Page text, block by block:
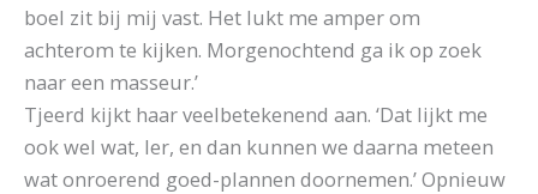
boel zit bij mij vast. Het lukt me amper om
achterom te kijken. Morgenochtend ga ik op zoek
naar een masseur.’
Tjeerd kijkt haar veelbetekenend aan. ‘Dat lijkt me
ook wel wat, Ier, en dan kunnen we daarna meteen
wat onroerend goed-plannen doornemen.’ Opnieuw